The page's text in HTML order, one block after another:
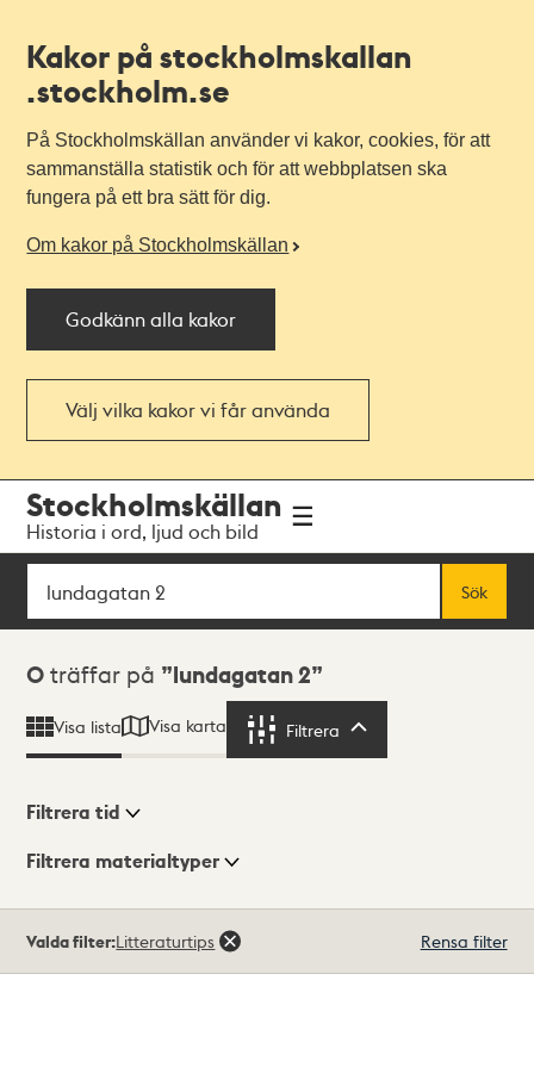
Kakor på stockholmskallan
.stockholm.se
På Stockholmskällan använder vi kakor, cookies, för att
sammanställa statistik och för att webbplatsen ska
fungera på ett bra sätt för dig.
Om kakor på Stockholmskällan
Godkänn alla kakor
Välj vilka kakor vi får använda
navigationen
huvudinnehållet
Stockholmskällan
Historia i ord, ljud och bild
Sök
Sök
Sökresultat
0 träffar på lundagatan 2
Visa lista Visa karta Filtrera
Visningsläge
Filtrera tid
Filtrera materialtyper
träffar
Valda filter:Litteraturtips Rensa filter